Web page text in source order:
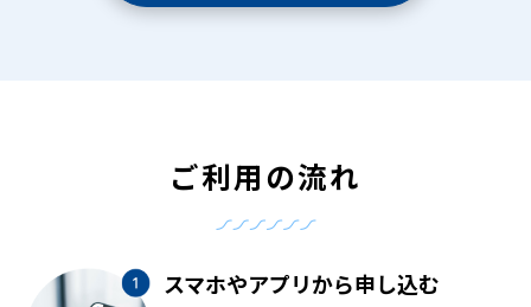
ご利用の流れ
スマホやアプリから申し込む